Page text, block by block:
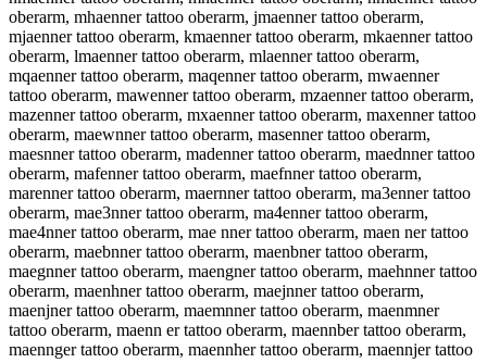
oberarm, mhaenner tattoo oberarm, jmaenner tattoo oberarm,
mjaenner tattoo oberarm, kmaenner tattoo oberarm, mkaenner tattoo
oberarm, lmaenner tattoo oberarm, mlaenner tattoo oberarm,
mqaenner tattoo oberarm, maqenner tattoo oberarm, mwaenner
tattoo oberarm, mawenner tattoo oberarm, mzaenner tattoo oberarm,
mazenner tattoo oberarm, mxaenner tattoo oberarm, maxenner tattoo
oberarm, maewnner tattoo oberarm, masenner tattoo oberarm,
maesnner tattoo oberarm, madenner tattoo oberarm, maednner tattoo
oberarm, mafenner tattoo oberarm, maefnner tattoo oberarm,
marenner tattoo oberarm, maernner tattoo oberarm, ma3enner tattoo
oberarm, mae3nner tattoo oberarm, ma4enner tattoo oberarm,
mae4nner tattoo oberarm, mae nner tattoo oberarm, maen ner tattoo
oberarm, maebnner tattoo oberarm, maenbner tattoo oberarm,
maegnner tattoo oberarm, maengner tattoo oberarm, maehnner tattoo
oberarm, maenhner tattoo oberarm, maejnner tattoo oberarm,
maenjner tattoo oberarm, maemnner tattoo oberarm, maenmner
tattoo oberarm, maenn er tattoo oberarm, maennber tattoo oberarm,
maennger tattoo oberarm, maennher tattoo oberarm, maennjer tattoo